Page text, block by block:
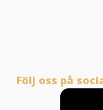
Följ oss på